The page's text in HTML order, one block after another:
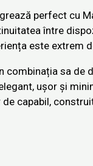
perfect cu
între
este extrem
combinația sa de
ușor și
capabil,